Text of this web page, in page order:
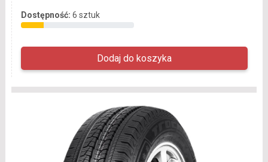
Dostępność: 6 sztuk